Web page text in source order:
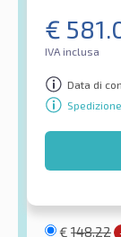
€
IVA inclusa
Data di
€ 148.22